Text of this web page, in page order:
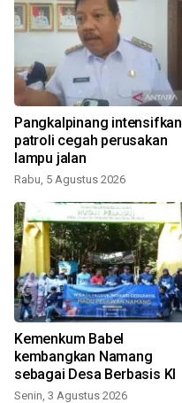
Pangkalpinang intensifkan
patroli cegah perusakan
lampu jalan
Rabu, 5 Agustus 2026
Kemenkum Babel
kembangkan Namang
sebagai Desa Berbasis KI
Senin, 3 Agustus 2026